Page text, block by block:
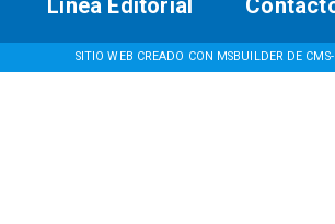
SITIO WEB CREADO CON MSBUILDER DE CMS-
Línea Editorial